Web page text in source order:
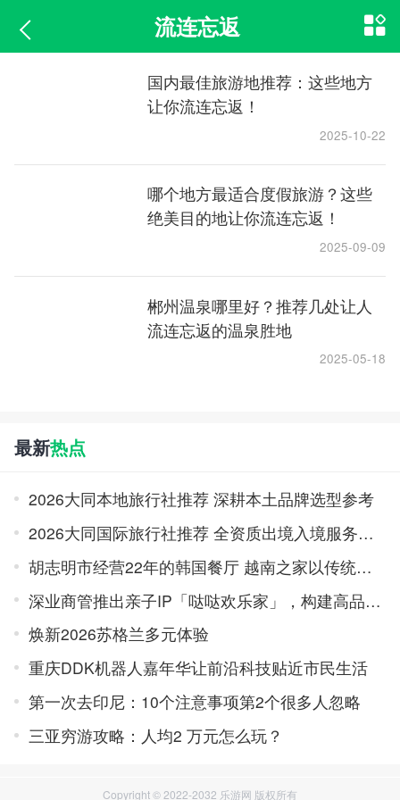
流连忘返
国内最佳旅游地推荐：这些地方
让你流连忘返！
2025-10-22
哪个地方最适合度假旅游？这些
绝美目的地让你流连忘返！
2025-09-09
郴州温泉哪里好？推荐几处让人
流连忘返的温泉胜地
2025-05-18
最新热点
2026大同本地旅行社推荐 深耕本土品牌选型参考
2026大同国际旅行社推荐 全资质出境入境服务品牌榜
胡志明市经营22年的韩国餐厅 越南之家以传统味道积累口碑
深业商管推出亲子IP「哒哒欢乐家」，构建高品质亲子旅居体系
焕新2026苏格兰多元体验
重庆DDK机器人嘉年华让前沿科技贴近市民生活
第一次去印尼：10个注意事项第2个很多人忽略
三亚穷游攻略：人均2 万元怎么玩？
Copyright © 2022-2032 乐游网 版权所有